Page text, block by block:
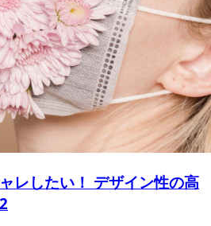
レしたい！ デザイン性の高